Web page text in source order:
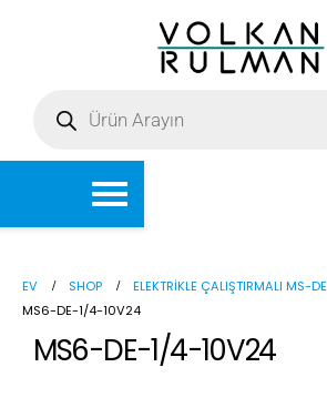
EV SHOP ELEKTRIKLE ÇALIŞTIRMALI MS-DE
MS6-DE-1/4-10V24
MS6-DE-1/4-10V24